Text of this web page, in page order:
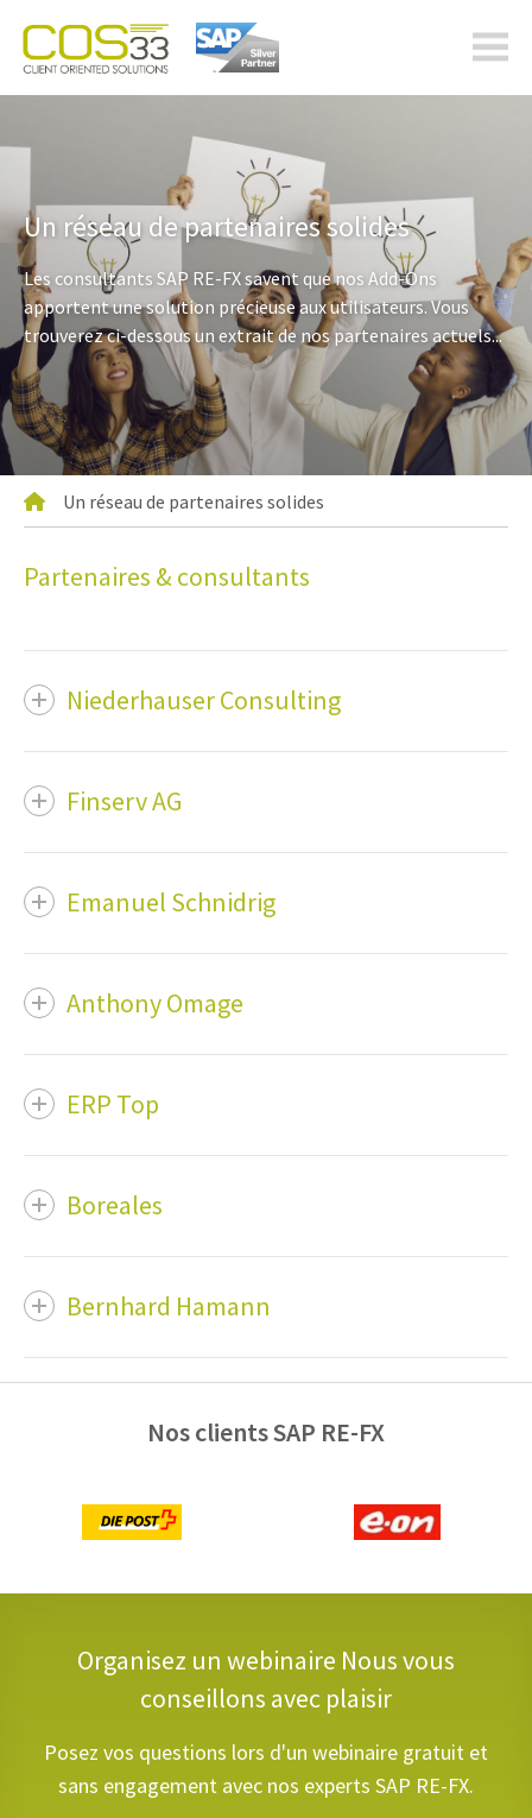
cos-
Un réseau de partenaires solides
Les consultants SAP RE-FX savent que nos Add-Ons
apportent une solution précieuse aux utilisateurs. Vous
trouverez ci-dessous un extrait de nos partenaires actuels...
Un réseau de partenaires solides
Partenaires & consultants
Niederhauser Consulting
Finserv AG
Emanuel Schnidrig
Anthony Omage
ERP Top
Boreales
Bernhard Hamann
Nos clients SAP RE-FX
Organisez un webinaire Nous vous
conseillons avec plaisir
Posez vos questions lors d'un webinaire gratuit et
sans engagement avec nos experts SAP RE-FX.